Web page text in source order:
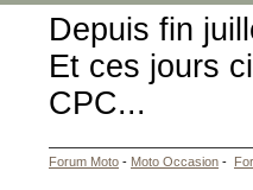
Depuis fin
Et ces jours
CPC...
Forum Moto - Moto Occasion -